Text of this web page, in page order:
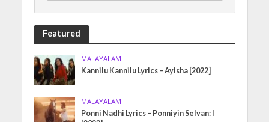
Featured
MALAYALAM
Kannilu Kannilu Lyrics – Ayisha [2022]
MALAYALAM
Ponni Nadhi Lyrics – Ponniyin Selvan: I